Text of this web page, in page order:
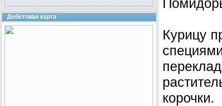
Дебетовая карта
Курицу
корочки.